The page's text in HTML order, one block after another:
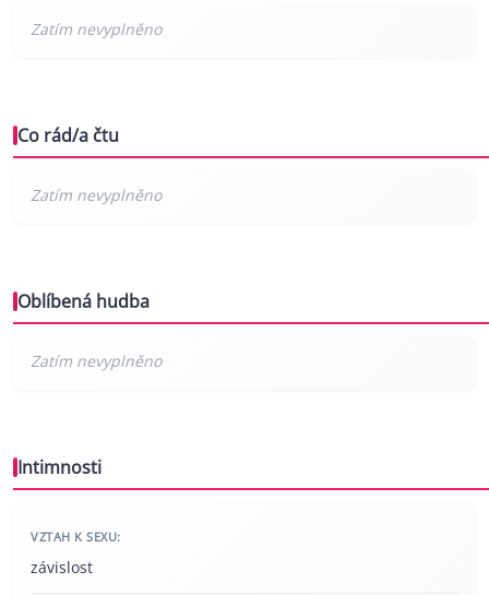
Co rád/a čtu
Oblíbená hudba
Intimnosti
VZTAH K SEXU:
závislost